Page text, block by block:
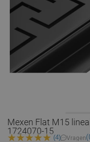
Mexen Flat M15
1724070-15
(4) Vragen